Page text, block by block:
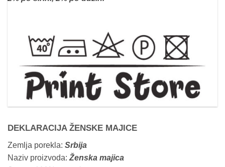
DEKLARACIJA ŽENSKE MAJICE
Zemlja porekla: Srbija
Naziv proizvoda: Ženska majica